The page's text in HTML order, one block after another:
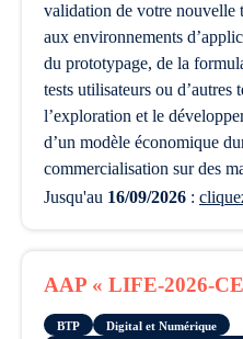
validation de votre nouvelle
aux environnements
du prototypage, de la
tests utilisateurs ou
l’exploration et le
d’un modèle économique
commercialisation sur des
Jusqu'au 16/09/2026 :
AAP « LIFE-2026-
BTP
Digital et Numérique